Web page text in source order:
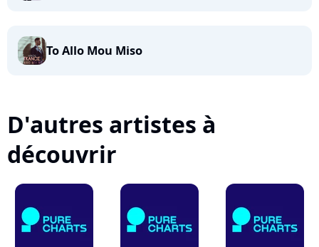
To Allo Mou Miso
D'autres artistes à
découvrir